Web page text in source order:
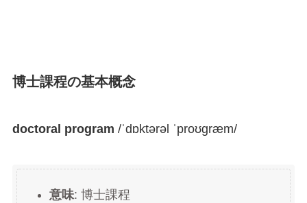
博士課程の基本概念
doctoral program /ˈdɒktərəl ˈproʊɡræm/
意味: 博士課程